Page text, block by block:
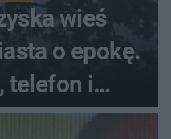
wieś
o epokę.
telefon i
auto